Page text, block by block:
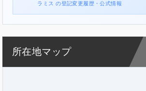
ラミス の登記変更履歴・公式情報
所在地マップ